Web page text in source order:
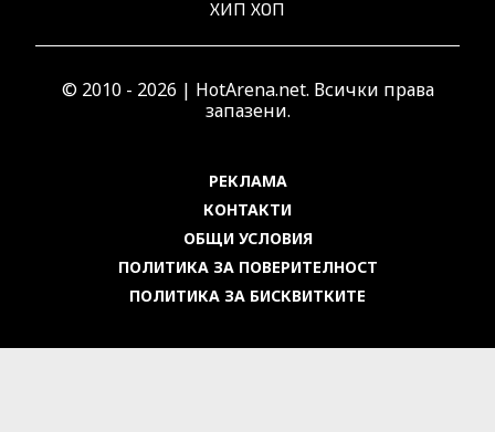
ХИП ХОП
© 2010 - 2026 | HotArena.net. Всички права
запазени.
РЕКЛАМА
КОНТАКТИ
ОБЩИ УСЛОВИЯ
ПОЛИТИКА ЗА ПОВЕРИТЕЛНОСТ
ПОЛИТИКА ЗА БИСКВИТКИТЕ